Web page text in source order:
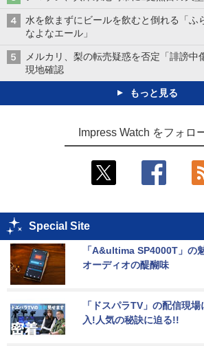
水を飲まずにビールを飲むと倒れる「ふ
なよなエール」
メルカリ、梨の転売疑惑を否定「誹謗
現地確認
もっと見る
Impress Watch をフォロ
Special Site
「A&ultima SP4000T」の
オーディオの醍醐味
「ドスパラTV」の配信現
入!人気の秘訣に迫る!!